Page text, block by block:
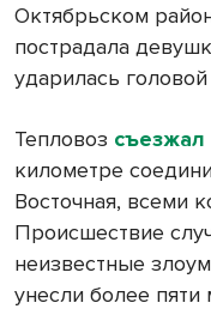
Октябрьском
пострадала
ударилась
Тепловоз съезжал
километре
Восточная, всеми
Происшествие
неизвестные
унесли более пяти